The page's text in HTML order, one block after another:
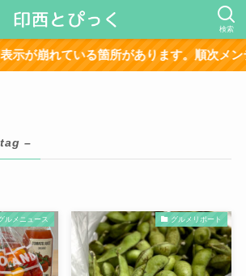
検索
崩れている箇所があります。順次メンテ
–
ルメニュース グルメリポート